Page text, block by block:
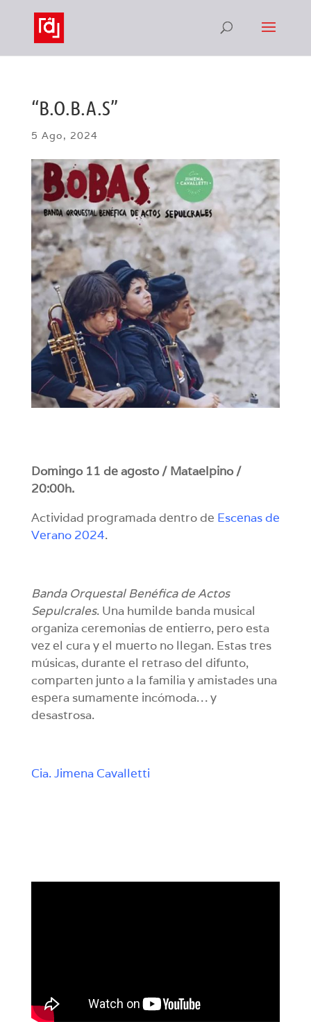
“B.O.B.A.S”
5 Ago, 2024
Domingo 11 de agosto / Mataelpino /
20:00h.
Actividad programada dentro de Escenas de
Verano 2024.
Banda Orquestal Benéfica de Actos
Sepulcrales. Una humilde banda musical
organiza ceremonias de entierro, pero esta
vez el cura y el muerto no llegan. Estas tres
músicas, durante el retraso del difunto,
comparten junto a la familia y amistades una
espera sumamente incómoda… y
desastrosa.
Cia. Jimena Cavalletti